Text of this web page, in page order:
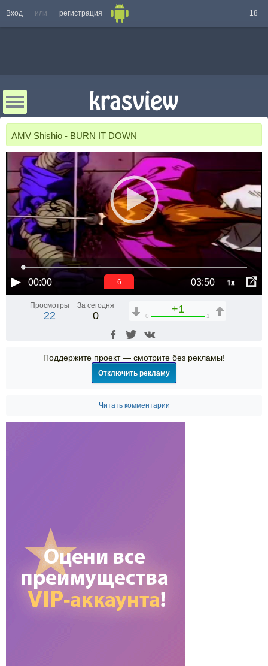
Вход или регистрация 18+
AMV Shishio - BURN IT DOWN
00:00 03:50 1x
6
Просмотры
22
За сегодня
0
+1
0 1
Поддержите проект — смотрите без рекламы!
Отключить рекламу
Читать комментарии